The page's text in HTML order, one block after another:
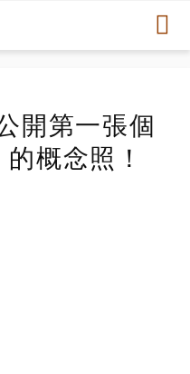
開第一張個
概念照！